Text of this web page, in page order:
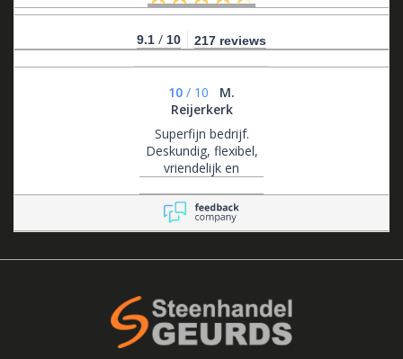
9.1 / 10 217 reviews
10 / 10
M.
Reijerkerk
Superfijn bedrijf.
Deskundig, flexibel,
vriendelijk en